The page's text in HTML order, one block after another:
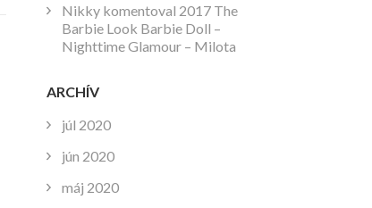
Nikkykomentoval 2017 The
Barbie Look Barbie Doll –
Nighttime Glamour – Milota
ARCHÍV
júl 2020
jún 2020
máj 2020